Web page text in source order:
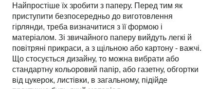
Найпростіше їх зробити з паперу. Перед тим як
приступити безпосередньо до виготовлення
гірлянди, треба визначитися з її формою і
матеріалом. Зі звичайного паперу вийдуть легкі й
повітряні прикраси, а з щільною або картону - важчі.
Що стосується дизайну, то можна вибрати або
стандартну кольоровий папір, або газетну, обгортки
від цукерок, листівки, в загальному, підійде